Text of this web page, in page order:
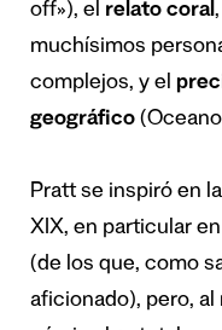
off»), el relato coral
muchísimos
complejos, y el
geográfico
Pratt se inspiró en
XIX, en particular
(de los que, como
aficionado), pero,